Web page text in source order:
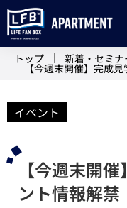
トップ 新着・セミナ
【今週末開催】完成
イベント
【今週末開
ント情報解禁